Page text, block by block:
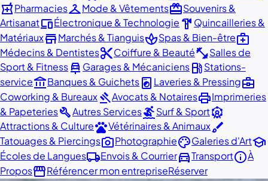
local_pharmacyPharmaciescheckroomMode & VêtementsredeemSouvenirs &
ArtisanatdevicesÉlectronique & Technologie hardware Quincailleries &
MatériauxstoreMarchés & TianguisspaSpas & Bien-êtremedical_services
Médecins & Dentistescontent_cutCoiffure & Beautéfitness_centerSalles de
Sport & Fitnesscar_repair Garages & Mécanicienslocal_gas_stationStations-
serviceaccount_balanceBanques & Guichetslocal_laundry_service Laveries & Pressingbusiness_center
Coworking & BureauxgavelAvocats & NotairesprintImprimeries
& PapeteriesbuildAutres ServicessurfingSurf & Sportattractions
Attractions & CulturepetsVétérinaires & Animauxbrush
Tatouages & Piercingsphoto_cameraPhotographiepaletteGaleries d'Artschool
Écoles de Langueslocal_shippingEnvois & Courrierdirections_carTransportinfoÀ
ProposstorefrontRéférencer mon entrepriseRéserver